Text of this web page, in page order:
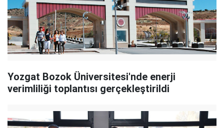
Yozgat Bozok Üniversitesi'nde enerji
verimliliği toplantısı gerçekleştirildi